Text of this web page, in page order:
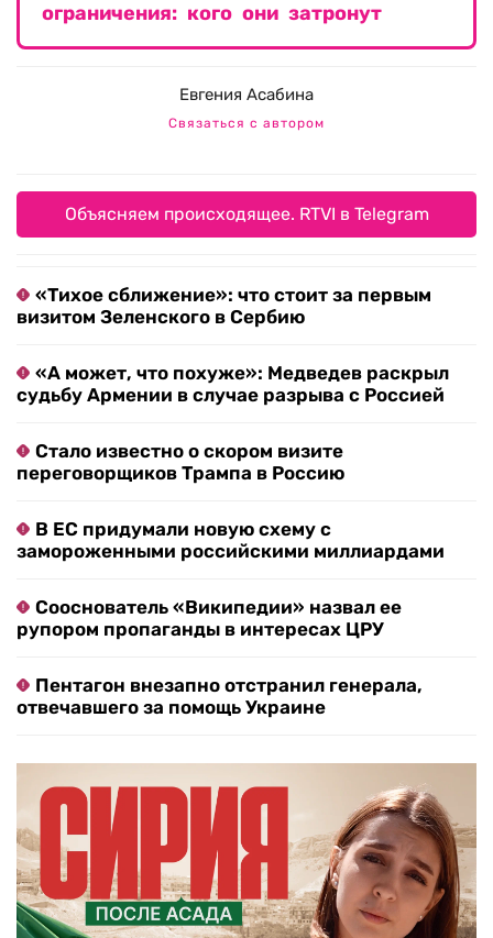
ограничения: кого они затронут
Евгения Асабина
Связаться с автором
Объясняем происходящее. RTVI в Telegram
«Тихое сближение»: что стоит за первым
визитом Зеленского в Сербию
«А может, что похуже»: Медведев раскрыл
судьбу Армении в случае разрыва с Россией
Стало известно о скором визите
переговорщиков Трампа в Россию
В ЕС придумали новую схему с
замороженными российскими миллиардами
Сооснователь «Википедии» назвал ее
рупором пропаганды в интересах ЦРУ
Пентагон внезапно отстранил генерала,
отвечавшего за помощь Украине